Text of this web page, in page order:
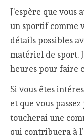
J’espère que
un sportif comme
détails possibles
matériel de sport.
heures pour faire
Si vous êtes
et que vous
toucherai une
qui contribuera à